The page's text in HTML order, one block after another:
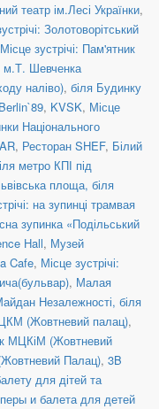
театр ім.Лесі Українки,
Золотоворітський
Місце зустрічі: Пам'ятник
м.Т. Шевченка
наліво), біля Будинку
Berlin`89, KVSK, Місце
Національного
, Ресторан SHEF, Білий
метро КПІ під
площа, біля
на зупинці трамвая
зупинка «Подільський
Hall, Музей
Cafe, Місце зустрічі:
, Малая
Незалежності, біля
(Жовтневий палац),
МЦКіМ (Жовтневий
Палац), 3B
для дітей та
и балета для детей